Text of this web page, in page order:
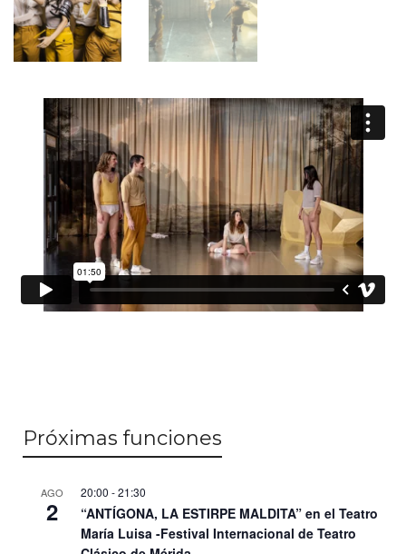
AGO
2
20:00- 21:30
María Luisa -Festival Internacional de Teatro
Clásico de Mérida-
20:00- 21:00